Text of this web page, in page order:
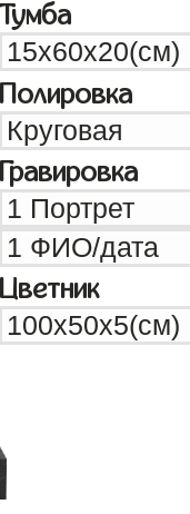
Тумба
Полировка
Гравировка
Цветник